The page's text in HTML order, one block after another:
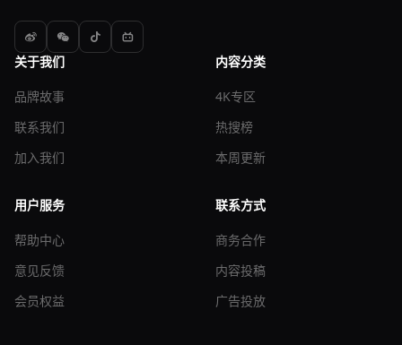
关于我们
品牌故事
联系我们
加入我们
内容分类
4K专区
热搜榜
本周更新
用户服务
帮助中心
意见反馈
会员权益
联系方式
商务合作
内容投稿
广告投放